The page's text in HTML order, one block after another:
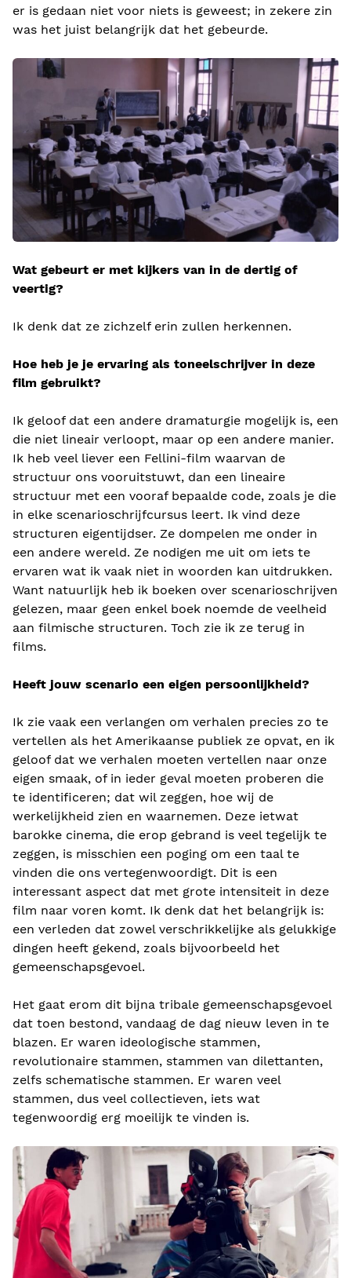
er is gedaan niet voor niets is geweest; in zekere zin
was het juist belangrijk dat het gebeurde.
Wat gebeurt er met kijkers van in de dertig of
veertig?
Ik denk dat ze zichzelf erin zullen herkennen.
Hoe heb je je ervaring als toneelschrijver in deze
film gebruikt?
Ik geloof dat een andere dramaturgie mogelijk is, een
die niet lineair verloopt, maar op een andere manier.
Ik heb veel liever een Fellini-film waarvan de
structuur ons vooruitstuwt, dan een lineaire
structuur met een vooraf bepaalde code, zoals je die
in elke scenarioschrijfcursus leert. Ik vind deze
structuren eigentijdser. Ze dompelen me onder in
een andere wereld. Ze nodigen me uit om iets te
ervaren wat ik vaak niet in woorden kan uitdrukken.
Want natuurlijk heb ik boeken over scenarioschrijven
gelezen, maar geen enkel boek noemde de veelheid
aan filmische structuren. Toch zie ik ze terug in
films.
Heeft jouw scenario een eigen persoonlijkheid?
Ik zie vaak een verlangen om verhalen precies zo te
vertellen als het Amerikaanse publiek ze opvat, en ik
geloof dat we verhalen moeten vertellen naar onze
eigen smaak, of in ieder geval moeten proberen die
te identificeren; dat wil zeggen, hoe wij de
werkelijkheid zien en waarnemen. Deze ietwat
barokke cinema, die erop gebrand is veel tegelijk te
zeggen, is misschien een poging om een ​​taal te
vinden die ons vertegenwoordigt. Dit is een
interessant aspect dat met grote intensiteit in deze
film naar voren komt. Ik denk dat het belangrijk is:
een verleden dat zowel verschrikkelijke als gelukkige
dingen heeft gekend, zoals bijvoorbeeld het
gemeenschapsgevoel.
Het gaat erom dit bijna tribale gemeenschapsgevoel
dat toen bestond, vandaag de dag nieuw leven in te
blazen. Er waren ideologische stammen,
revolutionaire stammen, stammen van dilettanten,
zelfs schematische stammen. Er waren veel
stammen, dus veel collectieven, iets wat
tegenwoordig erg moeilijk te vinden is.